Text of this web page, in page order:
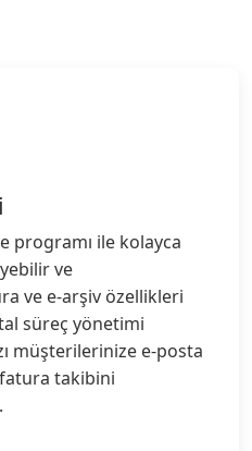
programı ile kolayca
ve
ve e-arşiv özellikleri
süreç yönetimi
müşterilerinize e-posta
takibini